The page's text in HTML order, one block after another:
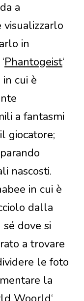
a
visualizzarlo
in
Phantogeist‘
cui è
a fantasmi
giocatore;
nascosti.
in cui è
dalla
dove si
a trovare
le foto
la